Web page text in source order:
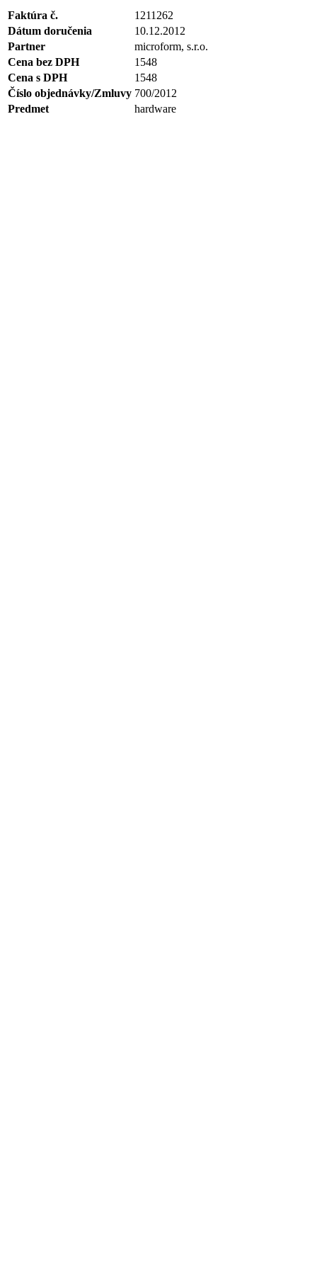
Faktúra č.
1211262
Dátum doručenia
10.12.2012
Partner
microform, s.r.o.
Cena bez DPH
1548
Cena s DPH
1548
Číslo objednávky/Zmluvy 700/2012
Predmet
hardware